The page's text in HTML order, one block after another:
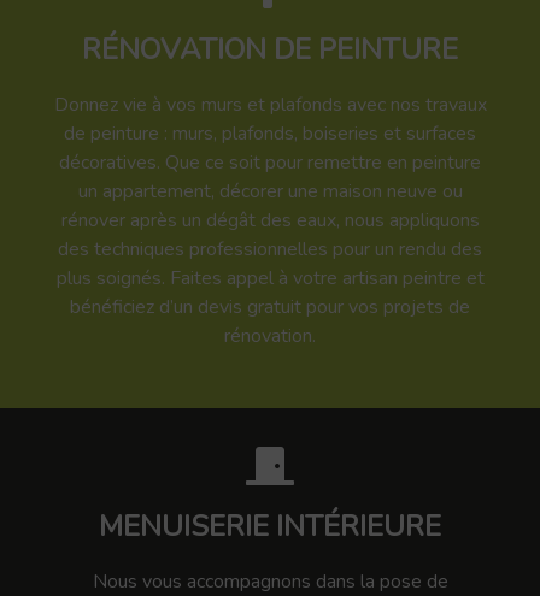
RÉNOVATION DE PEINTURE
Donnez vie à vos murs et plafonds avec nos travaux
de peinture : murs, plafonds, boiseries et surfaces
décoratives. Que ce soit pour remettre en peinture
un appartement, décorer une maison neuve ou
rénover après un dégât des eaux, nous appliquons
des techniques professionnelles pour un rendu des
plus soignés. Faites appel à votre artisan peintre et
bénéficiez d’un devis gratuit pour vos projets de
rénovation.
MENUISERIE INTÉRIEURE
Nous vous accompagnons dans la pose de